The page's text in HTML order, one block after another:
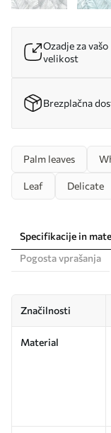
Ozadje za vašo
velikost
Brezplačna
Palm leaves
Leaf Delicate
Specifikacije in
Pogosta vprašanja
Značilnosti
Material